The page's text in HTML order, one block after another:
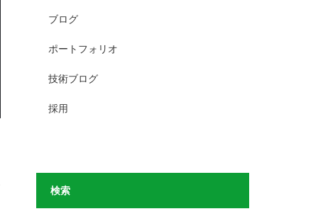
ブログ
ポートフォリオ
技術ブログ
採用
検索